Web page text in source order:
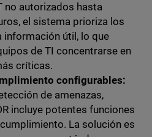
no autorizados hasta
el sistema prioriza los
información útil, lo que
de TI concentrarse en
críticas.
configurables:
de amenazas,
incluye potentes funciones
La solución es